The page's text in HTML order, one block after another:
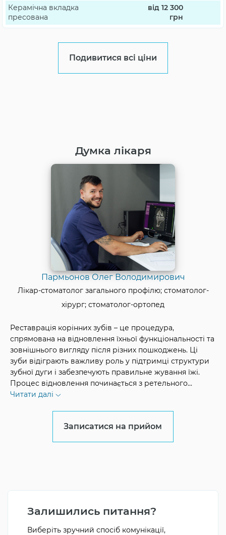
Керамічна вкладка
пресована
від 12 300
грн
Подивитися всі ціни
Думка лікаря
Пармьонов Олег Володимирович
Лікар-стоматолог загального профілю; стоматолог-
хірург; стоматолог-ортопед
Реставрація корінних зубів – це процедура,
спрямована на відновлення їхньої функціональності та
зовнішнього вигляду після різних пошкоджень. Ці
зуби відіграють важливу роль у підтримці структури
зубної дуги і забезпечують правильне жування їжі.
Процес відновлення починається з ретельного...
Читати далі
Записатися на прийом
Залишились питання?
Виберіть зручний спосіб комунікації,